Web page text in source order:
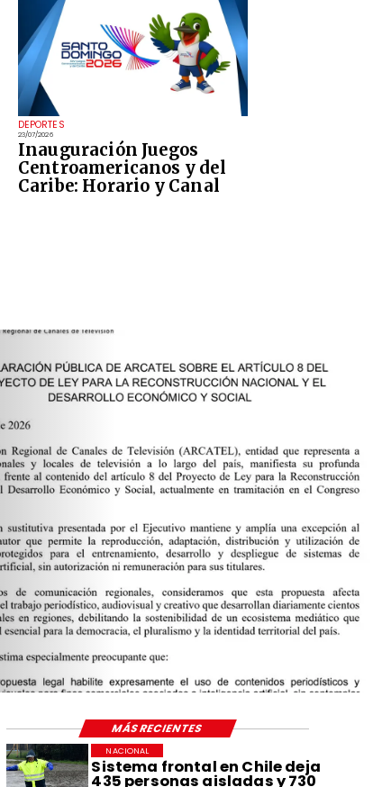
DEPORTES
23/07/2026
Inauguración Juegos
Centroamericanos y del
Caribe: Horario y Canal
Sistema frontal en Chile deja
435 personas aisladas y 730
NACIONAL
MÁS RECIENTES